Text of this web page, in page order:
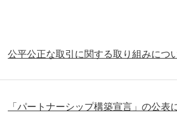
公平公正な取引に関する取り組みにつ
「パートナーシップ構築宣言」の公表